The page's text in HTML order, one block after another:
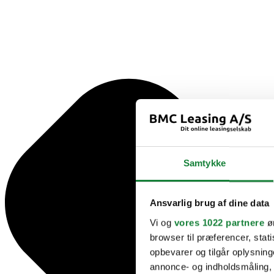
Samtykke
Ansvarlig brug af dine data
Vi og vores 1022 partnere
browser til præferencer,
opbevarer og tilgår
annonce- og